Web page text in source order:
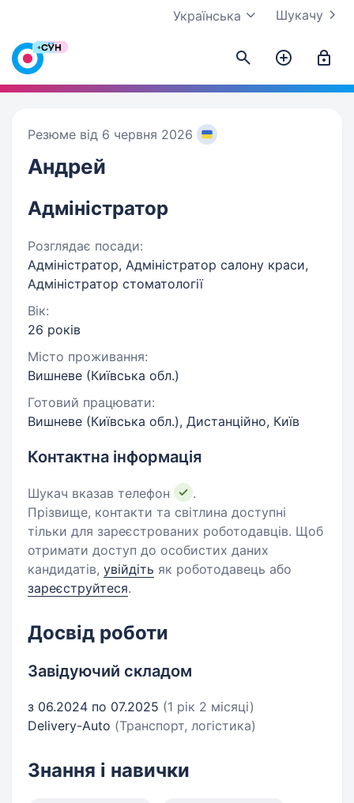
Шукачу
Українська
Резюме від 6 червня 2026
Андрей
Адміністратор
Розглядає посади:
Адміністратор, Адміністратор салону краси,
Адміністратор стоматології
Вік:
26 років
Місто проживання:
Вишневе (Київська обл.)
Готовий працювати:
Вишневе (Київська обл.), Дистанційно, Київ
Контактна інформація
Шукач вказав телефон
.
Прізвище, контакти та світлина доступні
тільки для зареєстрованих роботодавців. Щоб
отримати доступ до особистих даних
кандидатів, увійдіть як роботодавець або
зареєструйтеся.
Досвід роботи
Завідуючий складом
з 06.2024 по 07.2025 (1 рік 2 місяці)
Delivery-Auto (Транспорт, логістика)
Знання і навички